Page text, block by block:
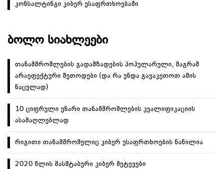
კონსალტინგი კიბერ უსაფრთხოებაში
ᲑᲝᲚᲝ ᲡᲘᲐᲮᲚᲔᲔᲑᲘ
თანამშრომლების გადამზადების პოპულარული, მაგრამ
არაეფექტური მეთოდები (და რა უნდა გავაკეთოთ ამის
ნაცვლად)
10 ციფრული უნარი თანამშრომლების კვალიფიკაციის
ასამაღლებლად
რიგითი თანამშრომელიც კიბერ უსაფრთხოების ნაწილია
2020 წლის მასშტაბური კიბერ შეტევები